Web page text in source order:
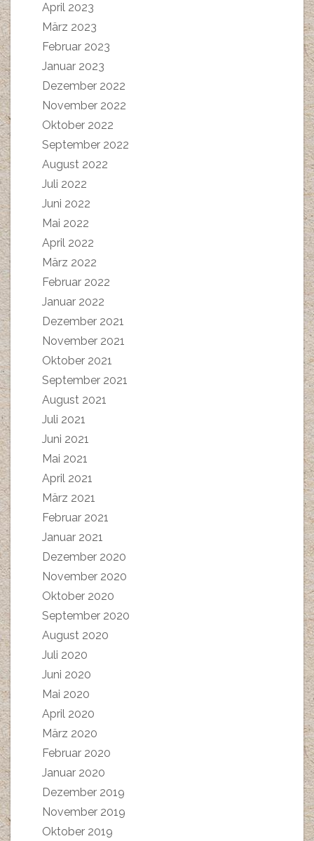
April 2023
März 2023
Februar 2023
Januar 2023
Dezember 2022
November 2022
Oktober 2022
September 2022
August 2022
Juli 2022
Juni 2022
Mai 2022
April 2022
März 2022
Februar 2022
Januar 2022
Dezember 2021
November 2021
Oktober 2021
September 2021
August 2021
Juli 2021
Juni 2021
Mai 2021
April 2021
März 2021
Februar 2021
Januar 2021
Dezember 2020
November 2020
Oktober 2020
September 2020
August 2020
Juli 2020
Juni 2020
Mai 2020
April 2020
März 2020
Februar 2020
Januar 2020
Dezember 2019
November 2019
Oktober 2019